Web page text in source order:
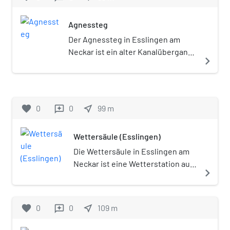
Agnessteg
Der Agnessteg in Esslingen am
Neckar ist ein alter Kanalübergang,
Schelzgärten verband.
navigate_next
favorite 0 reviews 0 near_me 99 m
Wettersäule (Esslingen)
Die Wettersäule in Esslingen am
Neckar ist eine Wetterstation aus
navigate_next
favorite 0 reviews 0 near_me 109 m